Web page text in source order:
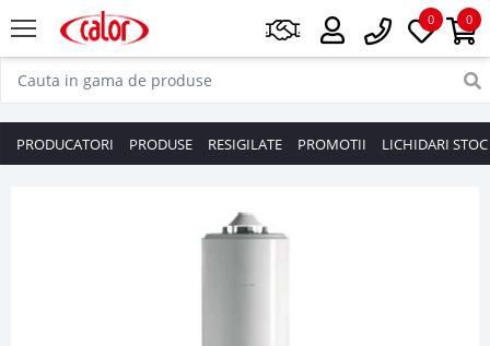
0
0
PRODUCATORI PRODUSE RESIGILATE PROMOTII LICHIDARI STOC